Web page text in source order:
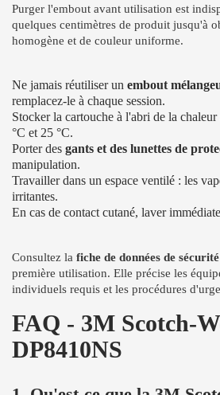
Purger l'embout avant utilisation est
quelques centimètres de produit jusqu'à
homogène et de couleur uniforme.
Ne jamais réutiliser un embout
remplacez-le à chaque session.
Stocker la cartouche à l'abri de la
°C et 25 °C.
Porter des gants et des lunettes de
manipulation.
Travailler dans un espace ventilé : les
irritantes.
En cas de contact cutané, laver
Consultez la fiche de données de
première utilisation. Elle précise les
individuels requis et les procédures
FAQ - 3M Scotch-
DP8410NS